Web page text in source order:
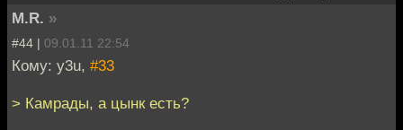
M.R. »
#44 | 09.01.11 22:54
Кому: y3u, #33
> Камрады, а цынк есть?